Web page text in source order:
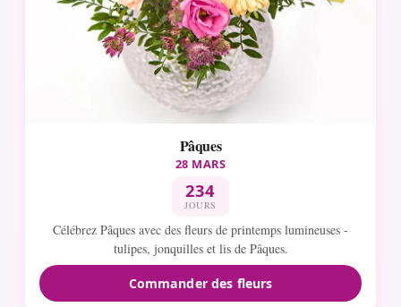
Pâques
28 MARS
234
JOURS
Célébrez Pâques avec des fleurs de printemps lumineuses -
tulipes, jonquilles et lis de Pâques.
Commander des fleurs